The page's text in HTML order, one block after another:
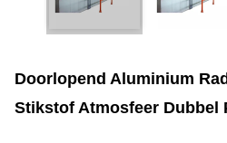
Doorlopend Aluminium
Stikstof Atmosfeer Dubbel